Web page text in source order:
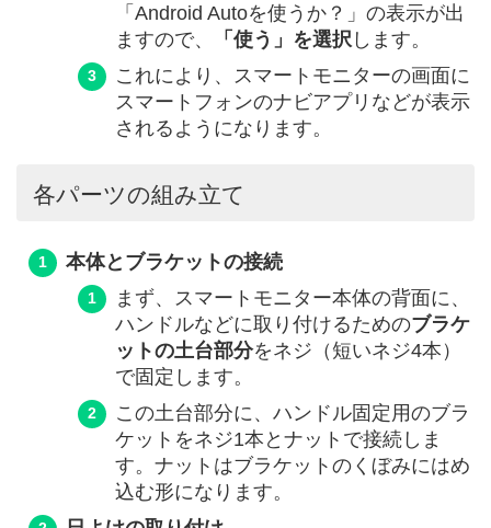
「Android Autoを使うか？」の表示が出
ますので、
「使う」を選択します。
これにより、スマートモニターの画面に
スマートフォンのナビアプリなどが表示
されるようになります。
各パーツの組み立て
本体とブラケットの接続
まず、スマートモニター本体の背面に、
ハンドルなどに取り付けるためのブラケ
ットの土台部分をネジ（短いネジ4本）
で固定します。
この土台部分に、ハンドル固定用のブラ
ケットをネジ1本とナットで接続しま
す。ナットはブラケットのくぼみにはめ
込む形になります。